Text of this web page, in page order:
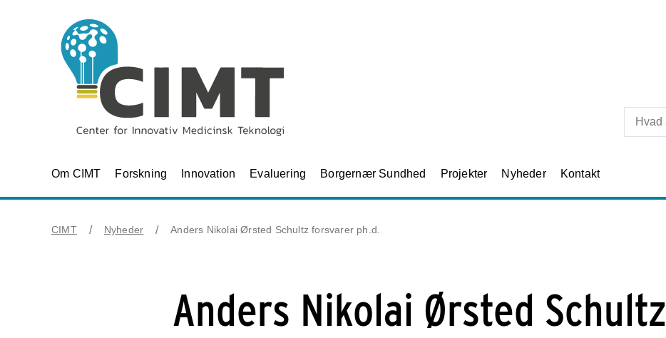
Om CIMT Forskning Innovation Evaluering Borgernær Sundhed Projekter Nyheder Kontakt
CIMT Nyheder Anders Nikolai Ørsted Schultz forsvarer ph.d.
Anders Nikolai Ørsted Schultz